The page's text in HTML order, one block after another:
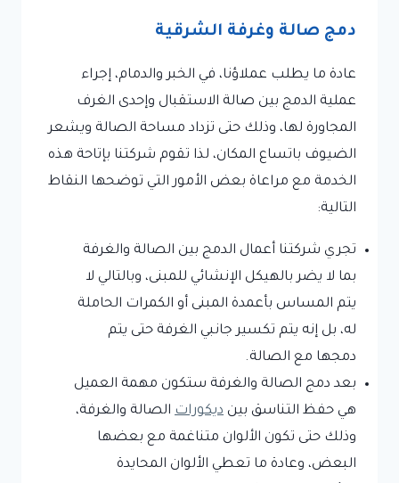
دمج صالة وغرفة الشرقية
عادة ما يطلب عملاؤنا، في الخبر والدمام، إجراء
عملية الدمج بين صالة الاستقبال وإحدى الغرف
المجاورة لها، وذلك حتى تزداد مساحة الصالة ويشعر
الضيوف باتساع المكان، لذا تقوم شركتنا بإتاحة هذه
الخدمة مع مراعاة بعض الأمور التي توضحها النقاط
التالية:
تجري شركتنا أعمال الدمج بين الصالة والغرفة
بما لا يضر بالهيكل الإنشائي للمبنى، وبالتالي لا
يتم المساس بأعمدة المبنى أو الكمرات الحاملة
له، بل إنه يتم تكسير جانبي الغرفة حتى يتم
دمجها مع الصالة.
بعد دمج الصالة والغرفة ستكون مهمة العميل
هي حفظ التناسق بين ديكورات الصالة والغرفة،
وذلك حتى تكون الألوان متناغمة مع بعضها
البعض، وعادة ما تعطي الألوان المحايدة